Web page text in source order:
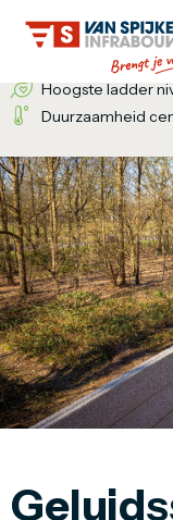
Wij bieden de
Een inventieve
Hoogste ladder
Duurzaamheid